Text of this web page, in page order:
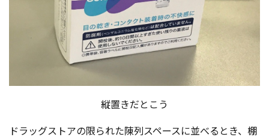
縦置きだとこう
ドラッグストアの限られた陳列スペースに並べるとき、棚